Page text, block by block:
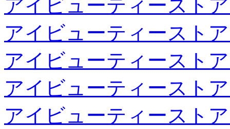
アイビューティースト
アイビューティースト
アイビューティースト
アイビューティースト
アイビューティースト